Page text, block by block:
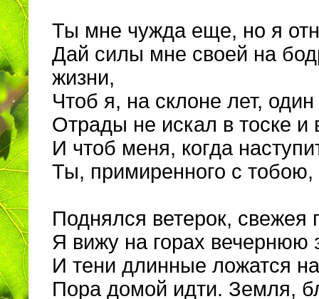
Ты мне чужда еще, но я
Дай силы мне своей на
жизни,
Чтоб я, на склоне лет,
Отрады не искал в тоске и
И чтоб меня, когда
Ты, примиренного с тобою,
Поднялся ветерок, свежея
Я вижу на горах вечернюю
И тени длинные ложатся
Пора домой идти. Земля,